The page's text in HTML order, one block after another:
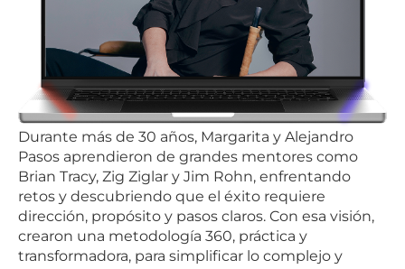
Durante más de 30 años, Margarita y Alejandro
Pasos aprendieron de grandes mentores como
Brian Tracy, Zig Ziglar y Jim Rohn, enfrentando
retos y descubriendo que el éxito requiere
dirección, propósito y pasos claros. Con esa visión,
crearon una metodología 360, práctica y
transformadora, para simplificar lo complejo y